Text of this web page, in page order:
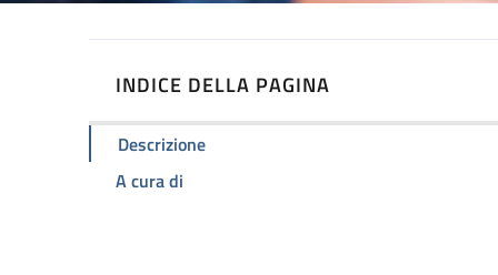
INDICE DELLA PAGINA
Descrizione
A cura di